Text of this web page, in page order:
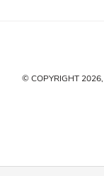
© COPYRIGHT